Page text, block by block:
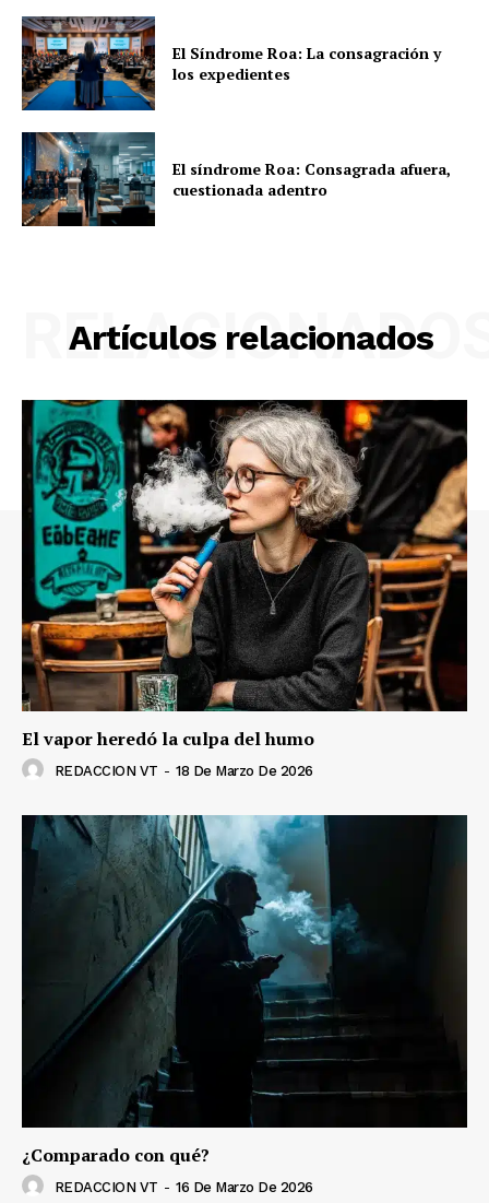
El Síndrome Roa: La consagración y
los expedientes
El síndrome Roa: Consagrada afuera,
cuestionada adentro
Artículos relacionados
El vapor heredó la culpa del humo
REDACCION VT - 18 De Marzo De 2026
¿Comparado con qué?
REDACCION VT - 16 De Marzo De 2026